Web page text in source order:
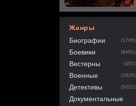
60
1 2 3 4
Жанры
Биографии
(1795)
Боевики (8481)
Вестерны (497)
Военные (1925)
Детективы (5031)
Документальные